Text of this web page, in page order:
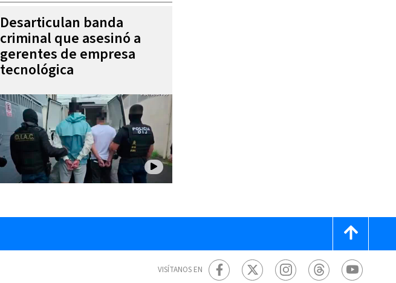
Desarticulan banda
criminal que asesinó a
gerentes de empresa
tecnológica
VISÍTANOS EN